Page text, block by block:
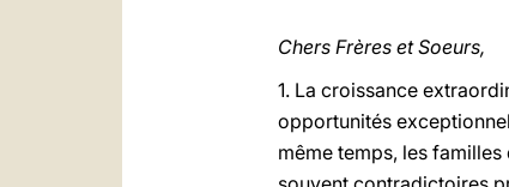
Chers Frères et Soeurs,
1. La croissance
opportunités
même temps, les